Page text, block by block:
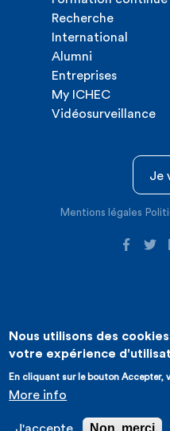
Recherche
International
Alumni
Entreprises
My ICHEC
Vidéosurveillance
Je
Mentions légales
©2026 ICHEC |
Nous utilisons des
votre expérience
En cliquant sur le bouton Accepter,
More info
Non, merci